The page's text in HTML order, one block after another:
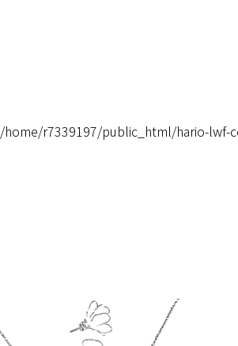
/home/r7339197/public_html/hario-